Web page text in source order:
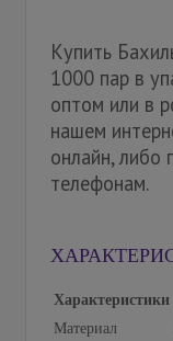
Купить
1000 пар в
оптом или в
нашем
онлайн, либо
телефонам.
Характеристики
Материал